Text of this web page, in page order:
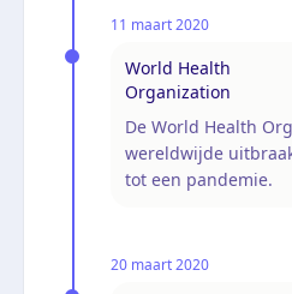
11 maart 2020
World Health
Organization
De World Health
wereldwijde
tot een pandemie.
20 maart 2020